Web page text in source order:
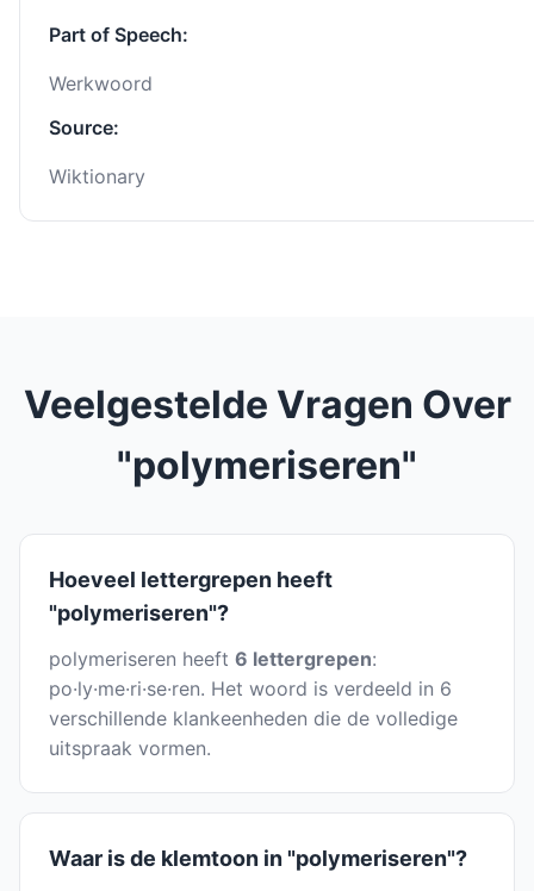
Part of Speech:
Werkwoord
Source:
Wiktionary
Veelgestelde Vragen Over
"polymeriseren"
Hoeveel lettergrepen heeft
"polymeriseren"?
polymeriseren heeft 6 lettergrepen:
po·ly·me·ri·se·ren. Het woord is verdeeld in 6
verschillende klankeenheden die de volledige
uitspraak vormen.
Waar is de klemtoon in "polymeriseren"?